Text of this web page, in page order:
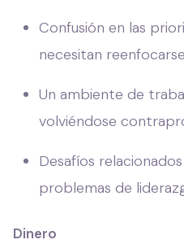
Confusión en las
necesitan
Un ambiente de
volviéndose
Desafíos
problemas de
Dinero